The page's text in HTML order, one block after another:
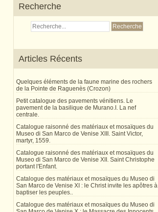
Recherche
Articles Récents
Quelques éléments de la faune marine des rochers
de la Pointe de Raguenès (Crozon)
Petit catalogue des pavements vénitiens. Le
pavement de la basilique de Murano.I. La nef
centrale.
Catalogue raisonné des matériaux et mosaïques du
Museo di San Marco de Venise XIII. Saint Victor,
martyr, 1559.
Catalogue raisonné des matériaux et mosaïques du
Museo di San Marco de Venise XII. Saint Christophe
portant l'Enfant.
Catalogue des matériaux et mosaïques du Museo di
San Marco de Venise XI : le Christ invite les apôtres à
baptiser les peuples..
Catalogue des matériaux et mosaïques du Museo di